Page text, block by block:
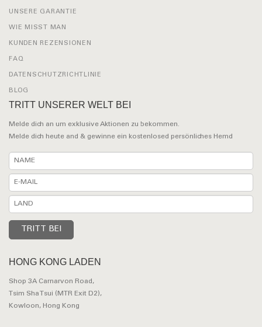
UNSERE GARANTIE
WIE MISST MAN
KUNDEN REZENSIONEN
FAQ
DATENSCHUTZRICHTLINIE
BLOG
TRITT UNSERER WELT BEI
Melde dich an um exklusive Aktionen zu bekommen.
Melde dich heute and & gewinne ein kostenlosed persönliches Hemd
HONG KONG LADEN
Shop 3A Carnarvon Road,
Tsim Sha Tsui (MTR Exit D2),
Kowloon, Hong Kong